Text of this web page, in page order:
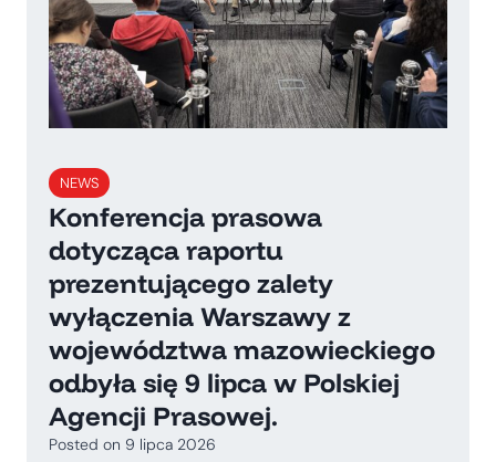
NEWS
Konferencja prasowa
dotycząca raportu
prezentującego zalety
wyłączenia Warszawy z
województwa mazowieckiego
odbyła się 9 lipca w Polskiej
Agencji Prasowej.
Posted on 9 lipca 2026